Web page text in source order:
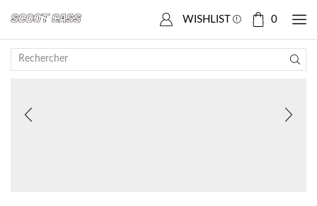
WISHLIST 0
Accueil Boutique SCOOTER CHINOIS Baotian